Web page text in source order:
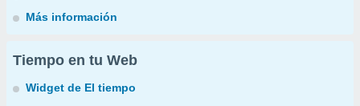
Más información
Tiempo en tu Web
Widget de El tiempo